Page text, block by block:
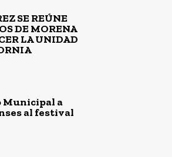
SE REÚNE
DE MORENA
LA UNIDAD
Municipal a
al festival